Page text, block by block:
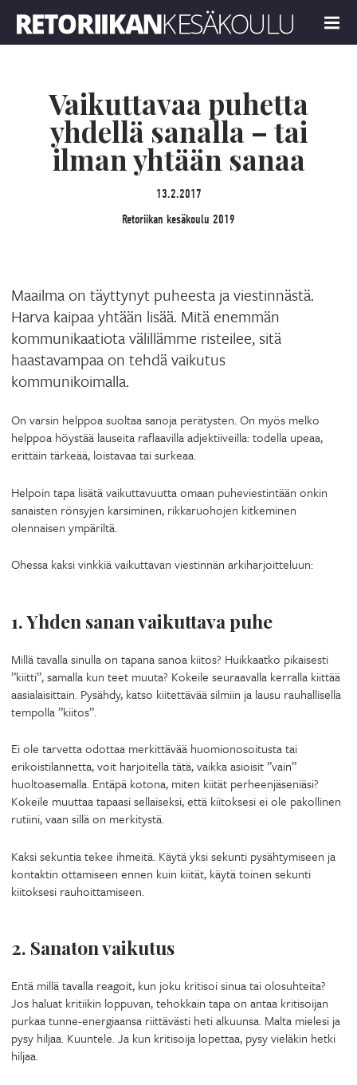
MENU
Vaikuttavaa puhetta
yhdellä sanalla – tai
ilman yhtään sanaa
13.2.2017
Retoriikan kesäkoulu 2019
Maailma on täyttynyt puheesta ja viestinnästä.
Harva kaipaa yhtään lisää. Mitä enemmän
kommunikaatiota välillämme risteilee, sitä
haastavampaa on tehdä vaikutus
kommunikoimalla.
On varsin helppoa suoltaa sanoja perätysten. On myös melko
helppoa höystää lauseita raflaavilla adjektiiveilla: todella upeaa,
erittäin tärkeää, loistavaa tai surkeaa.
Helpoin tapa lisätä vaikuttavuutta omaan puheviestintään onkin
sanaisten rönsyjen karsiminen, rikkaruohojen kitkeminen
olennaisen ympäriltä.
Ohessa kaksi vinkkiä vaikuttavan viestinnän arkiharjoitteluun:
1. Yhden sanan vaikuttava puhe
Millä tavalla sinulla on tapana sanoa kiitos? Huikkaatko pikaisesti
”kiitti”, samalla kun teet muuta? Kokeile seuraavalla kerralla kiittää
aasialaisittain. Pysähdy, katso kiitettävää silmiin ja lausu rauhallisella
tempolla ”kiitos”.
Ei ole tarvetta odottaa merkittävää huomionosoitusta tai
erikoistilannetta, voit harjoitella tätä, vaikka asioisit ”vain”
huoltoasemalla. Entäpä kotona, miten kiität perheenjäseniäsi?
Kokeile muuttaa tapaasi sellaiseksi, että kiitoksesi ei ole pakollinen
rutiini, vaan sillä on merkitystä.
Kaksi sekuntia tekee ihmeitä. Käytä yksi sekunti pysähtymiseen ja
kontaktin ottamiseen ennen kuin kiität, käytä toinen sekunti
kiitoksesi rauhoittamiseen.
2. Sanaton vaikutus
Entä millä tavalla reagoit, kun joku kritisoi sinua tai olosuhteita?
Jos haluat kritiikin loppuvan, tehokkain tapa on antaa kritisoijan
purkaa tunne-energiaansa riittävästi heti alkuunsa. Malta mielesi ja
pysy hiljaa. Kuuntele. Ja kun kritisoija lopettaa, pysy vieläkin hetki
hiljaa.